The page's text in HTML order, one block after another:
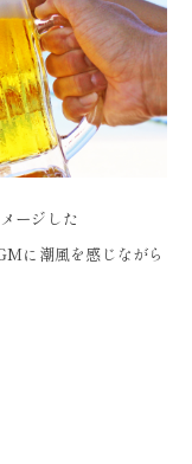
ージした
に潮風を感じながら